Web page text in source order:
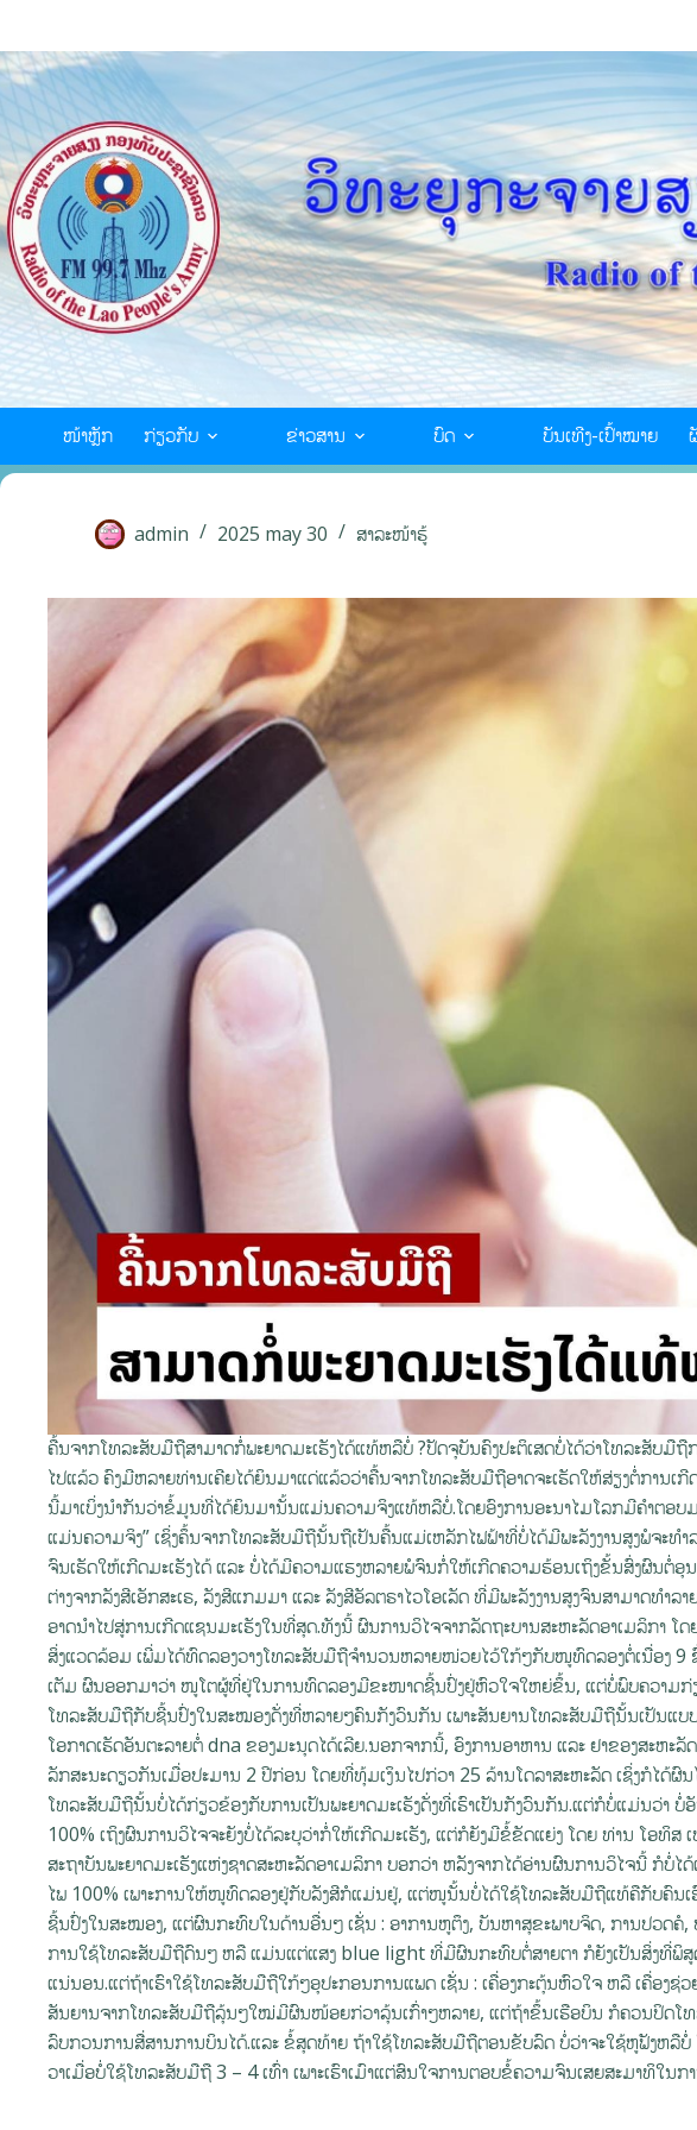
ໜ້າຫຼັກ ກ່ຽວກັບ ຂ່າວສານ ບົດ ບັນເທີງ-ເປົ້າໝາຍ
admin 2025 may 30 ສາລະໜ້າຮູ້
ຄື້ນຈາກໂທລະສັບມືຖືສາມາດກໍ່ພະຍາດມະເຮັງໄດ້ແທ້ຫລືບໍ່ ?ປັດຈຸບັນຄົງປະຕິເສດບໍ່ໄດ້ວ່າໂທລະສັບມື
ໄປແລ້ວ ຄົງມີຫລາຍທ່ານເຄີຍໄດ້ຍິນມາແດ່ແລ້ວວ່າຄື້ນຈາກໂທລະສັບມືຖືອາດຈະເຮັດໃຫ້ສ່ຽງຕໍ່ການເກີ
ນີ້ມາເບິ່ງນຳກັນວ່າຂໍ້ມູນທີ່ໄດ້ຍິນມານັ້ນແມ່ນຄວາມຈິງແທ້ຫລືບໍ່.ໂດຍອົງການອະນາໄມໂລກມີຄຳຕອບ
ແມ່ນຄວາມຈິງ” ເຊິ່ງຄຶ້ນຈາກໂທລະສັບມືຖືນັ້ນຖືເປັນຄື້ນແມ່ເຫລັກໄຟຟ້າທີ່ບໍ່ໄດ້ມີພະລັງງານສູງພໍຈະທ
ຈົນເຮັດໃຫ້ເກີດມະເຮັງໄດ້ ແລະ ບໍ່ໄດ້ມີຄວາມແຮງຫລາຍພໍຈົນກໍ່ໃຫ້ເກີດຄວາມຮ້ອນເຖິງຂັ້ນສົ່ງຜົນຕໍ່ອຸ
ຕ່າງຈາກລັງສີເອັກສະເຣ, ລັງສີແກມມາ ແລະ ລັງສີອັລຕຣາໄວໂອເລັດ ທີ່ມີພະລັງງານສູງຈົນສາມາດທຳລ
ອາດນຳໄປສູ່ການເກີດແຊນມະເຮັງໃນທີ່ສຸດ.ທັງນີ້ ຜົນການວິໄຈຈາກລັດຖະບານສະຫະລັດອາເມລິກາ ໂດ
ສິ່ງແວດລ້ອມ ເພີ່ມໄດ້ທົດລອງວາງໂທລະສັບມືຖືຈຳນວນຫລາຍໜ່ວຍໄວ້ໃກ້ໆກັບໜູທົດລອງຕໍ່ເນື່ອງ 9
ເຕັມ ຜົນອອກມາວ່າ ໜູໂຕຜູ້ທີ່ຢູ່ໃນການທົດລອງມີຂະໜາດຊີ້ນປົ່ງຢູ່ຫົວໃຈໃຫຍ່ຂຶ້ນ, ແຕ່ບໍ່ພົບຄວາມກ່ຽ
ໂທລະສັບມືຖືກັບຊີ້ນປົ່ງໃນສະໝອງດັ່ງທີ່ຫລາຍໆຄົນກັງວົນກັນ ເພາະສັນຍານໂທລະສັບມືຖືນັ້ນເປັນ
ໂອກາດເຮັດອັນຕະລາຍຕໍ່ dna ຂອງມະນຸດໄດ້ເລີຍ.ນອກຈາກນີ້, ອົງການອາຫານ ແລະ ຢາຂອງສະຫະລັ
ລັກສະນະດຽວກັນເມື່ອປະມານ 2 ປີກ່ອນ ໂດຍທີ່ທຸ້ມເງິນໄປກ່ວາ 25 ລ້ານໂດລາສະຫະລັດ ເຊິ່ງກໍໄດ້ຜົ
ໂທລະສັບມືຖືນັ້ນບໍ່ໄດ້ກ່ຽວຂ້ອງກັບການເປັນພະຍາດມະເຮັງດັ່ງທີ່ເຮົາເປັນກັງວົນກັນ.ແຕ່ກໍບໍ່ແມ່ນວ່າ ບໍ່
100% ເຖິງຜົນການວິໄຈຈະຍັງບໍ່ໄດ້ລະບຸວ່າກໍ່ໃຫ້ເກີດມະເຮັງ, ແຕ່ກໍຍັງມີຂໍ້ຂັດແຍ່ງ ໂດຍ ທ່ານ ໂອທິ
ສະຖາບັນພະຍາດມະເຮັງແຫ່ງຊາດສະຫະລັດອາເມລິກາ ບອກວ່າ ຫລັງຈາກໄດ້ອ່ານຜົນການວິໄຈນີ້ ກໍບໍ່
ໄພ 100% ເພາະການໃຫ້ໜູທົດລອງຢູ່ກັບລັງສີກໍແມ່ນຢູ່, ແຕ່ໜູນັ້ນບໍ່ໄດ້ໃຊ້ໂທລະສັບມືຖືແທ້ຄືກັບຄົນເ
ຊີ້ນປົ່ງໃນສະໝອງ, ແຕ່ຜົນກະທົບໃນດ້ານອື່ນໆ ເຊັ່ນ : ອາການຫູຕຶງ, ບັນຫາສຸຂະພາບຈິດ, ການປວດຄໍ
ການໃຊ້ໂທລະສັບມືຖືດົນໆ ຫລື ແມ່ນແຕ່ແສງ blue light ທີ່ມີຜົນກະທົບຕໍ່ສາຍຕາ ກໍຍັງເປັນສິ່ງທີ່ພິສູ
ແນ່ນອນ.ແຕ່ຖ້າເຮົາໃຊ້ໂທລະສັບມືຖືໃກ້ໆອຸປະກອນການແພດ ເຊັ່ນ : ເຄື່ອງກະຕຸ້ນຫົວໃຈ ຫລື ເຄື່ອງຊ່ວ
ສັນຍານຈາກໂທລະສັບມືຖືລຸ້ນໆໃໝ່ມີຜົນໜ້ອຍກ່ວາລຸ້ນເກົ່າໆຫລາຍ, ແຕ່ຖ້າຂຶ້ນເຮືອບິນ ກໍຄວນປິດໂທ
ລົບກວນການສື່ສານການບິນໄດ້.ແລະ ຂໍ້ສຸດທ້າຍ ຖ້າໃຊ້ໂທລະສັບມືຖືຕອນຂັບລົດ ບໍ່ວ່າຈະໃຊ້ຫູຟັງຫລືບໍ່
ວາເມື່ອບໍ່ໃຊ້ໂທລະສັບມືຖື 3 – 4 ເທົ່າ ເພາະເຮົາເມົາແຕ່ສົນໃຈການຕອບຂໍ້ຄວາມຈົນເສຍສະມາທິໃນກ